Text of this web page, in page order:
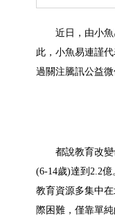
近日，由小
此，小魚易連謹
過關注騰訊公益微
都說教育改
(6-14歲)達到2.2
教育資源多集中
際困難，僅靠單